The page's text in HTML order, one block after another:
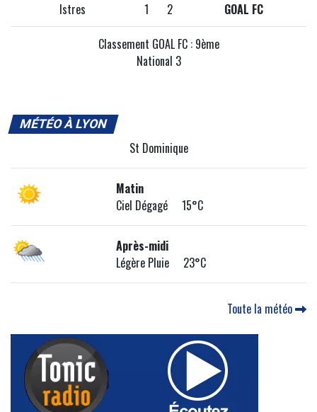
Istres 1 2 GOAL FC
Classement GOAL FC : 9ème
National 3
MÉTÉO À LYON
St Dominique
Matin
Ciel Dégagé 15°C
Après-midi
Légère Pluie 23°C
Toute la météo